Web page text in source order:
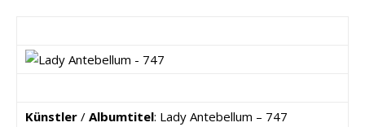
Künstler / Albumtitel: Lady Antebellum – 747